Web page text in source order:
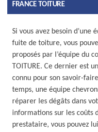
FRANCE TOITURE
Si vous avez besoin d’une
fuite de toiture, vous
proposés par l’équipe du
TOITURE. Ce dernier est
connu pour son savoir-
temps, une équipe
réparer les dégâts dans
informations sur les coûts
prestataire, vous pouvez